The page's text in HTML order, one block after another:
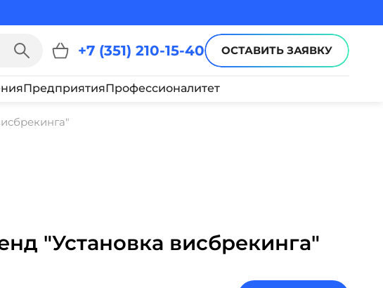
+7 (351) 210-15-40 ОСТАВИТЬ ЗАЯВКУ
ПредприятияПрофессионалитет
"Установка висбрекинга"